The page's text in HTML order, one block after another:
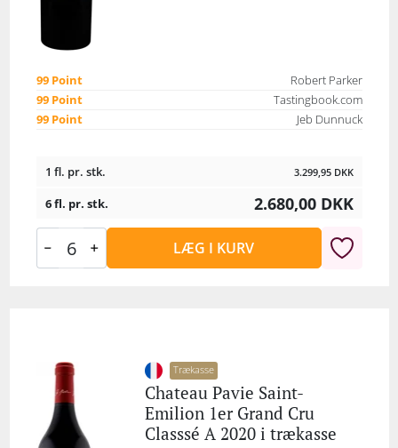
99 Point
Robert Parker
99 Point
Tastingbook.com
99 Point
Jeb Dunnuck
1 fl. pr. stk. 3.299,95 DKK
6 fl. pr. stk. 2.680,00 DKK
LÆG I KURV
Trækasse
Chateau Pavie Saint-
Emilion 1er Grand Cru
Classsé A 2020 i trækasse